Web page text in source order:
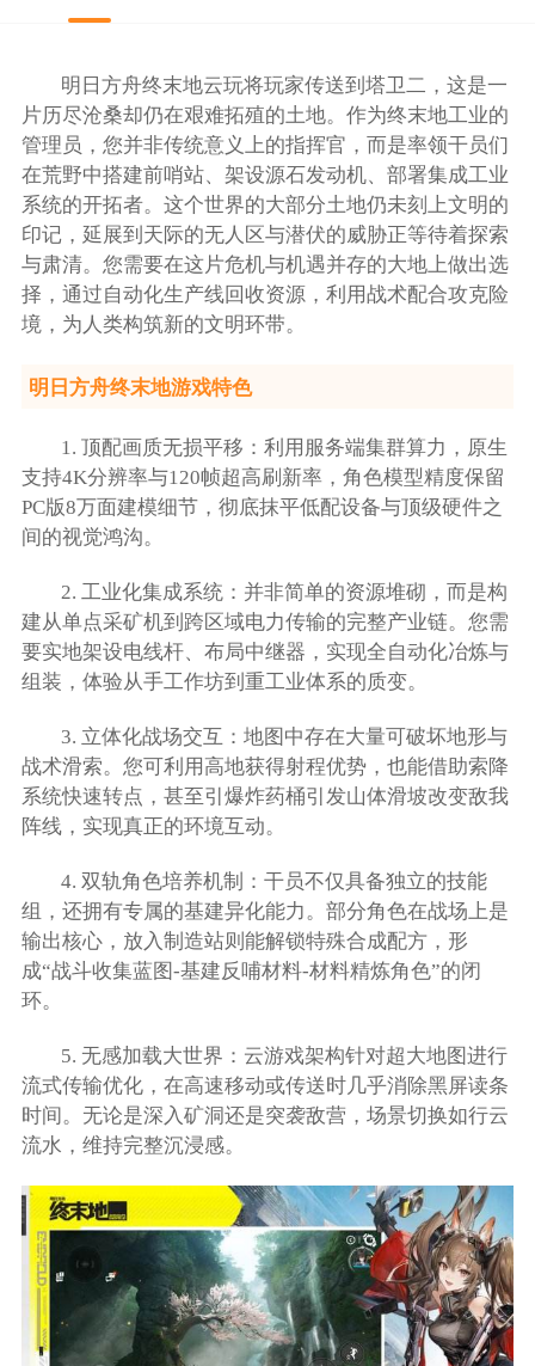
明日方舟终末地云玩将玩家传送到塔卫二，这是一
片历尽沧桑却仍在艰难拓殖的土地。作为终末地工业的
管理员，您并非传统意义上的指挥官，而是率领干员们
在荒野中搭建前哨站、架设源石发动机、部署集成工业
系统的开拓者。这个世界的大部分土地仍未刻上文明的
印记，延展到天际的无人区与潜伏的威胁正等待着探索
与肃清。您需要在这片危机与机遇并存的大地上做出选
择，通过自动化生产线回收资源，利用战术配合攻克险
境，为人类构筑新的文明环带。
明日方舟终末地游戏特色
1. 顶配画质无损平移：利用服务端集群算力，原生
支持4K分辨率与120帧超高刷新率，角色模型精度保留
PC版8万面建模细节，彻底抹平低配设备与顶级硬件之
间的视觉鸿沟。
2. 工业化集成系统：并非简单的资源堆砌，而是构
建从单点采矿机到跨区域电力传输的完整产业链。您需
要实地架设电线杆、布局中继器，实现全自动化冶炼与
组装，体验从手工作坊到重工业体系的质变。
3. 立体化战场交互：地图中存在大量可破坏地形与
战术滑索。您可利用高地获得射程优势，也能借助索降
系统快速转点，甚至引爆炸药桶引发山体滑坡改变敌我
阵线，实现真正的环境互动。
4. 双轨角色培养机制：干员不仅具备独立的技能
组，还拥有专属的基建异化能力。部分角色在战场上是
输出核心，放入制造站则能解锁特殊合成配方，形
成“战斗收集蓝图-基建反哺材料-材料精炼角色”的闭
环。
5. 无感加载大世界：云游戏架构针对超大地图进行
流式传输优化，在高速移动或传送时几乎消除黑屏读条
时间。无论是深入矿洞还是突袭敌营，场景切换如行云
流水，维持完整沉浸感。